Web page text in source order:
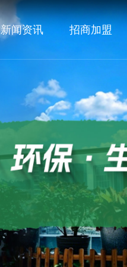
新闻资讯 招商加盟